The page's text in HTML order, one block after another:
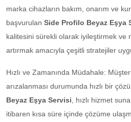
marka cihazların bakım, onarım ve
başvurulan Side Profilo Beyaz Eşya
kalitesini sürekli olarak iyileştirmek ve
artırmak amacıyla çeşitli stratejiler
Hızlı ve Zamanında Müdahale:
arızalanması durumunda hızlı bir
Beyaz Eşya Servisi, hızlı hizmet
itibaren kısa süre içinde çözüme